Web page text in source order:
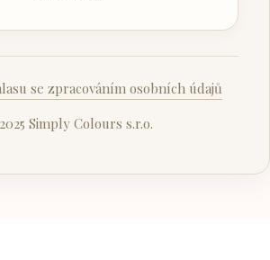
se zpracováním osobních údajů
Simply Colours s.r.o.